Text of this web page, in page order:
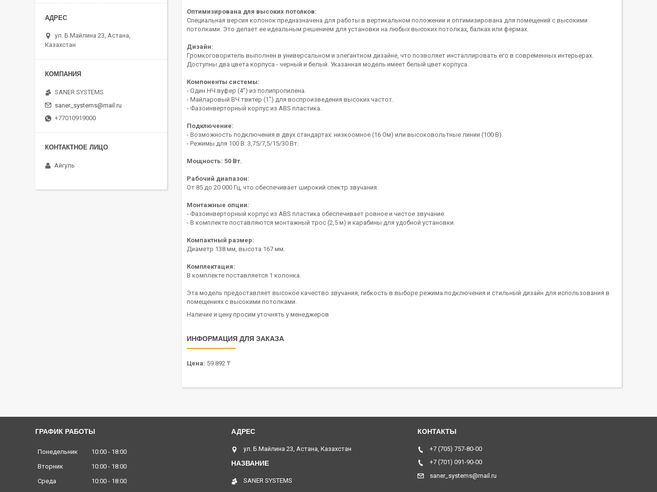
Оптимизирована для высоких потолков:
Специальная версия колонок предназначена для работы в вертикальном положении и оптимизирована для помещений с высокими
потолками. Это делает ее идеальным решением для установки на любых высоких потолках, балках или фермах.
Дизайн:
Громкоговоритель выполнен в универсальном и элегантном дизайне, что позволяет инсталлировать его в современных интерьерах.
Доступны два цвета корпуса - черный и белый. Указанная модель имеет белый цвет корпуса.
Компоненты системы:
- Один НЧ вуфер (4") из полипропилена.
- Майларовый ВЧ твитер (1") для воспроизведения высоких частот.
- Фазоинверторный корпус из ABS пластика.
Подключение:
- Возможность подключения в двух стандартах: низкоомное (16 Ом) или высоковольтные линии (100 В).
- Режимы для 100 В: 3,75/7,5/15/30 Вт.
Мощность: 50 Вт.
Рабочий диапазон:
От 85 до 20 000 Гц, что обеспечивает широкий спектр звучания.
Монтажные опции:
- Фазоинверторный корпус из ABS пластика обеспечивает ровное и чистое звучание.
- В комплекте поставляются монтажный трос (2,5 м) и карабины для удобной установки.
Компактный размер:
Диаметр 138 мм, высота 167 мм.
Комплектация:
В комплекте поставляется 1 колонка.
Эта модель предоставляет высокое качество звучания, гибкость в выборе режима подключения и стильный дизайн для использования в
помещениях с высокими потолками.
Наличие и цену просим уточнять у менеджеров
ИНФОРМАЦИЯ ДЛЯ ЗАКАЗА
Цена: 59 892 ₸
ул. Б.Майлина 23, Астана,
Казахстан
SANER SYSTEMS
saner_systems@mail.ru
+77010919000
Айгуль
ГРАФИК РАБОТЫ
Понедельник 10:00
18:00
Вторник
10:00
18:00
Среда
10:00 18:00
ул. Б.Майлина 23, Астана, Казахстан
SANER SYSTEMS
+7 (705) 757-80-00
+7 (701) 091-90-00
saner_systems@mail.ru